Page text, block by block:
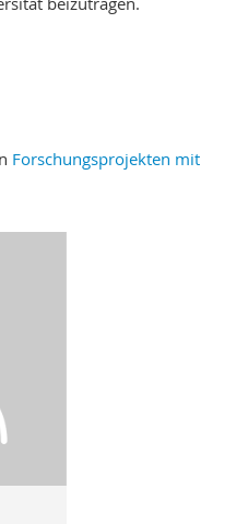
Forschungsprojekten mit